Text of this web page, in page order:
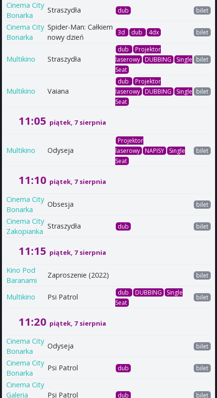
Cinema City
Bonarka
Straszydła dub bilet
Cinema City
Bonarka
Spider-Man: Całkiem
nowy dzień
3d dub 4dx bilet
Multikino Straszydła
dub
Projektor
laserowy
DUBBING
Single
Seat
bilet
Multikino Vaiana
dub
Projektor
laserowy
DUBBING
Single
Seat
bilet
11:05 piątek, 7 sierpnia
Multikino Odyseja
Projektor
laserowy
NAPISY
Single
Seat
bilet
11:10 piątek, 7 sierpnia
Cinema City
Bonarka
Obsesja bilet
Cinema City
Zakopianka
Straszydła dub bilet
11:15 piątek, 7 sierpnia
Kino Pod
Baranami
Zaproszenie (2022) bilet
Multikino Psi Patrol dub DUBBING
Single
Seat
bilet
11:20 piątek, 7 sierpnia
Cinema City
Bonarka
Odyseja bilet
Cinema City
Bonarka
Psi Patrol dub bilet
Cinema City
Galeria
Psi Patrol dub bilet